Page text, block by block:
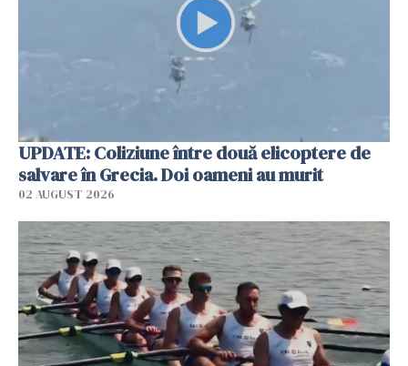
UPDATE: Coliziune între două elicoptere de
salvare în Grecia. Doi oameni au murit
02 AUGUST 2026